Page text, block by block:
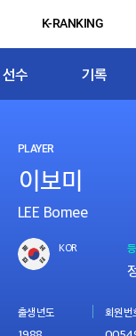
K-RANKING
선수 기록
PLAYER
LEE Bomee
KOR
출생년도 회원번